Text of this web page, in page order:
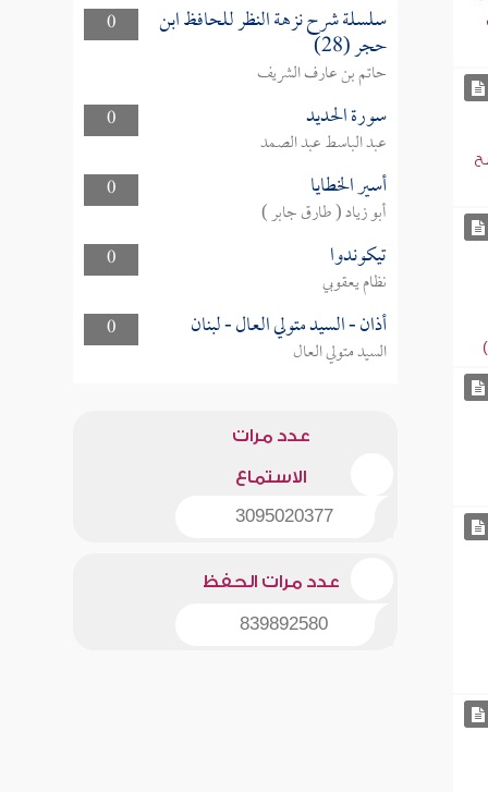
0
سلسلة شرح نزهة النظر للحافظ ابن
حجر (28)
حاتم بن عارف الشريف
0
سورة الحديد
عبد الباسط عبد الصمد
0
أسير الخطايا
أبو زياد ( طارق جابر )
0
تيكوندوا
نظام يعقوبي
0
أذان - السيد متولي العال - لبنان
السيد متولي العال
عدد مرات
الاستماع
3095020377
عدد مرات الحفظ
839892580